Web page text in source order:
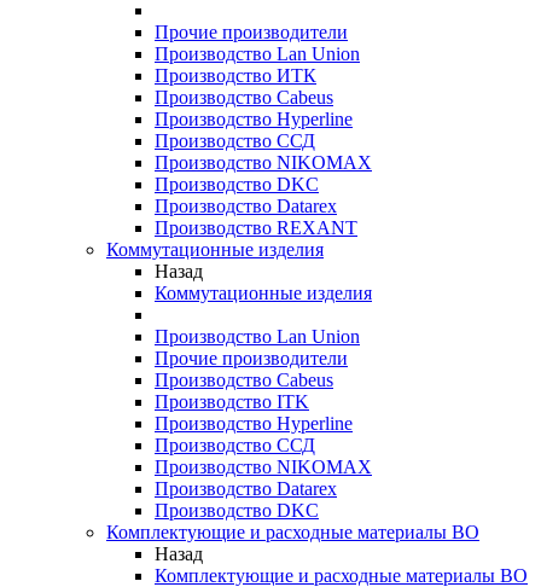
Прочие производители
Производство Lan Union
Производство ИТК
Производство Cabeus
Производство Hyperline
Производство ССД
Производство NIKOMAX
Производство DKC
Производство Datarex
Производство REXANT
Коммутационные изделия
Назад
Коммутационные изделия
Производство Lan Union
Прочие производители
Производство Cabeus
Производство ITK
Производство Hyperline
Производство ССД
Производство NIKOMAX
Производство Datarex
Производство DKC
Комплектующие и расходные материалы ВО
Назад
Комплектующие и расходные материалы ВО